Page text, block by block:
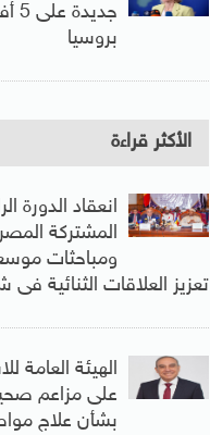
بروسيا
الأكثر قراءة
انعقاد الدورة
المشتركة
ومباحثات
تعزيز العلاقات الثنائية
الهيئة العامة
على مزاعم
بشأن علاج